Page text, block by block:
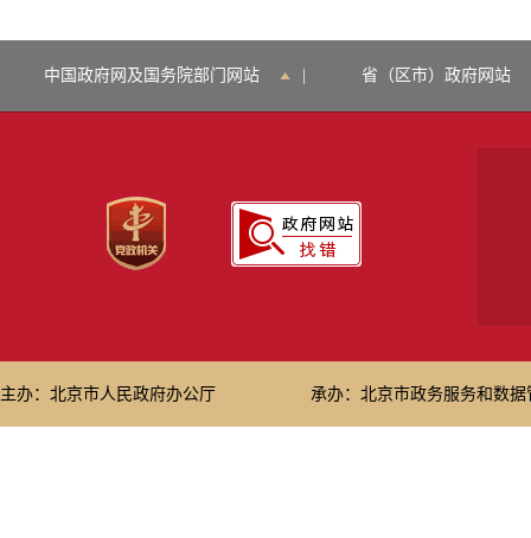
中国政府网及国务院部门网站 省（区市）政府网站
主办：北京市人民政府办公厅 承办：北京市政务服务和数据